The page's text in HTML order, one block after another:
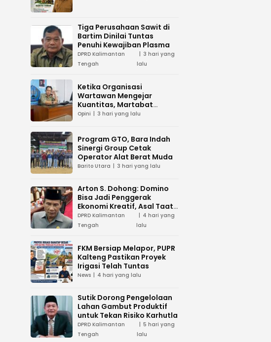
Tiga Perusahaan Sawit di
Bartim Dinilai Tuntas
Penuhi Kewajiban Plasma
DPRD Kalimantan
Tengah
3 hari yang
lalu
Ketika Organisasi
Wartawan Mengejar
Kuantitas, Martabat
Profesi Menjadi Taruhan
Opini 3 hari yang lalu
Program GTO, Bara Indah
Sinergi Group Cetak
Operator Alat Berat Muda
Barito Utara 3 hari yang lalu
Arton S. Dohong: Domino
Bisa Jadi Penggerak
Ekonomi Kreatif, Asal Taat
Aturan
DPRD Kalimantan
Tengah
4 hari yang
lalu
FKM Bersiap Melapor, PUPR
Kalteng Pastikan Proyek
Irigasi Telah Tuntas
News 4 hari yang lalu
Sutik Dorong Pengelolaan
Lahan Gambut Produktif
untuk Tekan Risiko Karhutla
DPRD Kalimantan
Tengah
5 hari yang
lalu